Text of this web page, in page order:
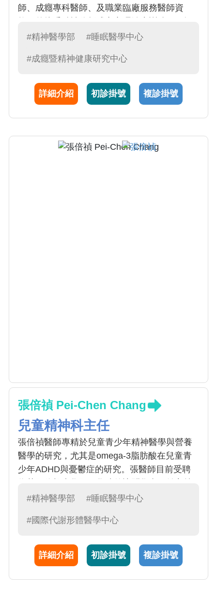
師、成癮專科醫師、及職業臨廠服務醫師資
供精神官能症在藥物治療之外的選擇。臨床服
合醫院最佳醫師獎，2015年獲台灣大學傑出畢
優良獎。分別於2018年及2019年獲美國酒精與
酒癮國家研究院與芬蘭科學院合作研究獎助，
並於2019年獲台灣成癮科學會年輕研究者獎。
#精神醫學部 #睡眠醫學中心
#成癮暨精神健康研究中心
詳細介紹 初診掛號 複診掛號
張倍禎 Pei-Chen Chang
兒童精神科主任
張倍禎醫師專精於兒童青少年精神醫學與營養
醫學的研究，尤其是omega-3脂肪酸在兒童青
少年ADHD與憂鬱症的研究。張醫師目前受聘
多項跨國研究和獲得多年國科會計畫的支持。
患，自閉症，兒童青少年憂鬱症。張醫師的臨
青少年精神醫學會 (IACAPAP)DJCP & HRRS
研究獎，世界精神醫學會(WPA)年輕精神科醫
師研究獎，世界生物醫精神醫學會聯盟
#精神醫學部 #睡眠醫學中心
#國際代謝形體醫學中心
詳細介紹 初診掛號 複診掛號